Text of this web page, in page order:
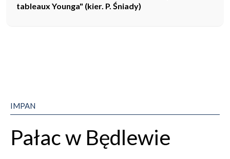
tableaux Younga" (kier. P. Śniady)
IMPAN
Pałac w Będlewie